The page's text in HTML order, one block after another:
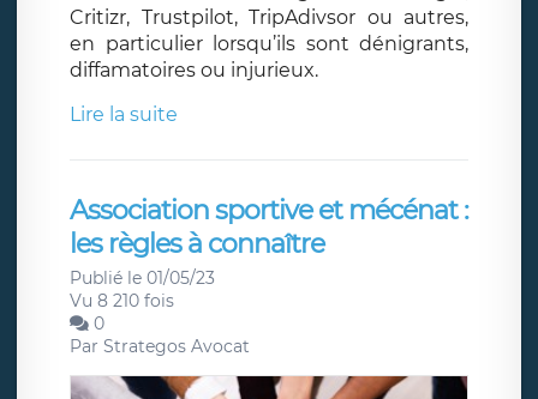
Critizr, Trustpilot, TripAdivsor ou autres,
en particulier lorsqu’ils sont dénigrants,
diffamatoires ou injurieux.
Lire la suite
Association sportive et mécénat :
les règles à connaître
Publié le 01/05/23
Vu 8 210 fois
0
Par Strategos Avocat